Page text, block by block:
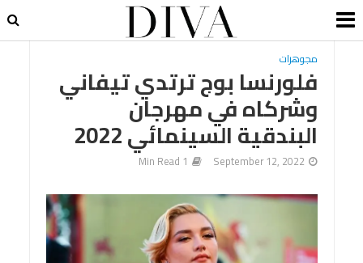
مجوهرات
فلورنسا بوج ترتدي تيفاني
وشركاه في مهرجان
البندقية السينمائي 2022
September 12, 2022
1 Min Read